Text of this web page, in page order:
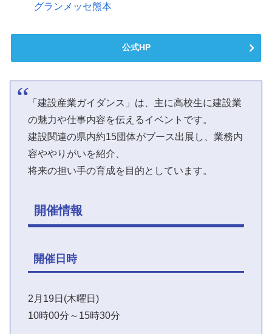
グランメッセ熊本
公式HP
「建設産業ガイダンス」は、主に高校生に建設業
の魅力や仕事内容を伝えるイベントです。
建設関連の県内約15団体がブース出展し、業務内
容ややりがいを紹介、
将来の担い手の育成を目的としています。
開催情報
開催日時
2月19日(木曜日)
10時00分～15時30分